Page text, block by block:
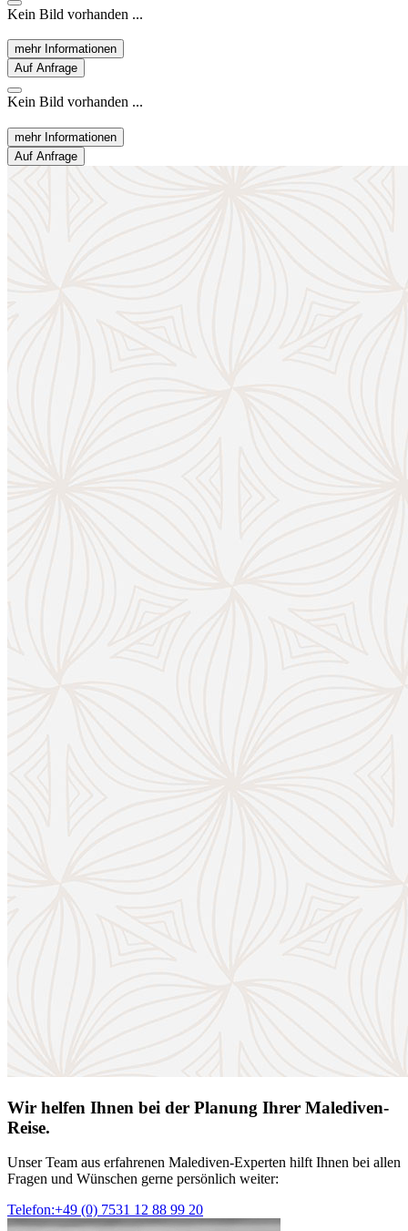
Kein Bild vorhanden ...
mehr Informationen
Auf Anfrage
Kein Bild vorhanden ...
mehr Informationen
Auf Anfrage
Wir helfen Ihnen bei der Planung Ihrer Malediven-
Reise.
Unser Team aus erfahrenen Malediven-Experten hilft Ihnen bei allen
Fragen und Wünschen gerne persönlich weiter:
Telefon:+49 (0) 7531 12 88 99 20